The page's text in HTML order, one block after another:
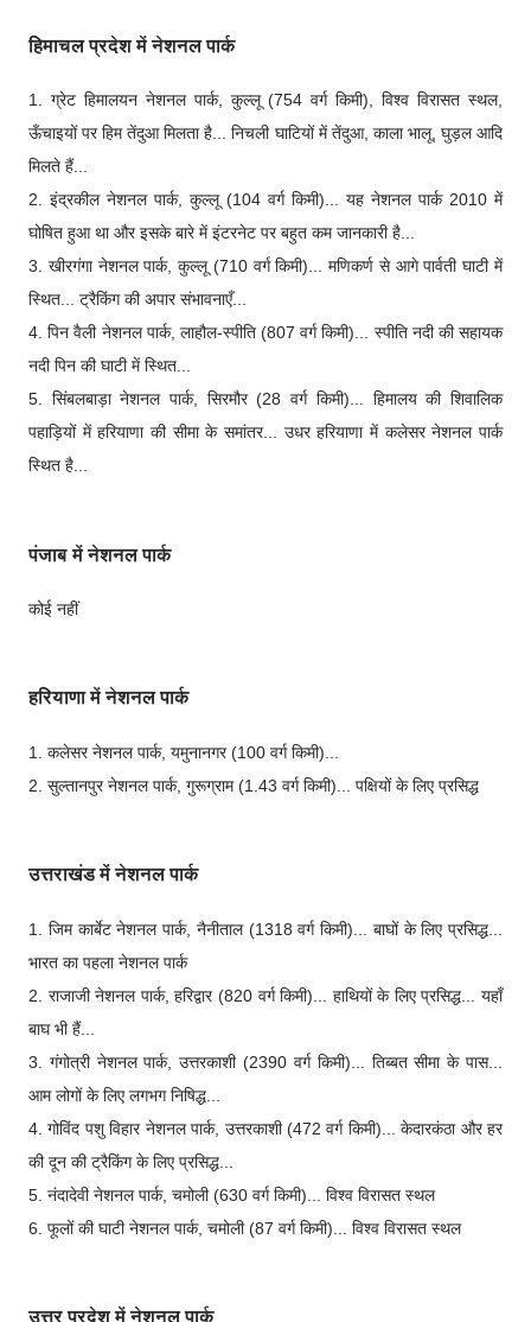
हिमाचल प्रदेश में नेशनल पार्क
1. ग्रेट हिमालयन नेशनल पार्क, कुल्लू (754 वर्ग किमी), विश्व विरासत स्थल,
ऊँचाइयों पर हिम तेंदुआ मिलता है... निचली घाटियों में तेंदुआ, काला भालू, घुड़ल आदि
मिलते हैं...
2. इंद्रकील नेशनल पार्क, कुल्लू (104 वर्ग किमी)... यह नेशनल पार्क 2010 में
घोषित हुआ था और इसके बारे में इंटरनेट पर बहुत कम जानकारी है...
3. खीरगंगा नेशनल पार्क, कुल्लू (710 वर्ग किमी)... मणिकर्ण से आगे पार्वती घाटी में
स्थित... ट्रैकिंग की अपार संभावनाएँ...
4. पिन वैली नेशनल पार्क, लाहौल-स्पीति (807 वर्ग किमी)... स्पीति नदी की सहायक
नदी पिन की घाटी में स्थित...
5. सिंबलबाड़ा नेशनल पार्क, सिरमौर (28 वर्ग किमी)... हिमालय की शिवालिक
पहाड़ियों में हरियाणा की सीमा के समांतर... उधर हरियाणा में कलेसर नेशनल पार्क
स्थित है...
पंजाब में नेशनल पार्क
कोई नहीं
हरियाणा में नेशनल पार्क
1. कलेसर नेशनल पार्क, यमुनानगर (100 वर्ग किमी)...
2. सुल्तानपुर नेशनल पार्क, गुरूग्राम (1.43 वर्ग किमी)... पक्षियों के लिए प्रसिद्ध
उत्तराखंड में नेशनल पार्क
1. जिम कार्बेट नेशनल पार्क, नैनीताल (1318 वर्ग किमी)... बाघों के लिए प्रसिद्ध...
भारत का पहला नेशनल पार्क
2. राजाजी नेशनल पार्क, हरिद्वार (820 वर्ग किमी)... हाथियों के लिए प्रसिद्ध... यहाँ
बाघ भी हैं...
3. गंगोत्री नेशनल पार्क, उत्तरकाशी (2390 वर्ग किमी)... तिब्बत सीमा के पास...
आम लोगों के लिए लगभग निषिद्ध...
4. गोविंद पशु विहार नेशनल पार्क, उत्तरकाशी (472 वर्ग किमी)... केदारकंठा और हर
की दून की ट्रैकिंग के लिए प्रसिद्ध...
5. नंदादेवी नेशनल पार्क, चमोली (630 वर्ग किमी)... विश्व विरासत स्थल
6. फूलों की घाटी नेशनल पार्क, चमोली (87 वर्ग किमी)... विश्व विरासत स्थल
उत्तर प्रदेश में नेशनल पार्क